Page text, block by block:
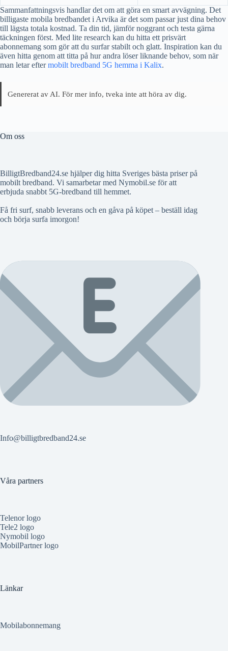
Sammanfattningsvis handlar det om att göra en smart avvägning. Det
billigaste mobila bredbandet i Arvika är det som passar just dina behov
till lägsta totala kostnad. Ta din tid, jämför noggrant och testa gärna
täckningen först. Med lite research kan du hitta ett prisvärt
abonnemang som gör att du surfar stabilt och glatt. Inspiration kan du
även hitta genom att titta på hur andra löser liknande behov, som när
man letar eftermobilt bredband 5G hemma i Kalix.
Genererat av AI. För mer info, tveka inte att höra av dig.
Om oss
BilligtBredband24.se hjälper dig hitta Sveriges bästa priser på
mobilt bredband. Vi samarbetar med Nymobil.se för att
erbjuda snabbt 5G-bredband till hemmet.
Få fri surf, snabb leverans och en gåva på köpet – beställ idag
och börja surfa imorgon!
Info@billigtbredband24.se
Våra partners
Telenor logo
Tele2 logo
Nymobil logo
MobilPartner logo
Länkar
Mobilabonnemang